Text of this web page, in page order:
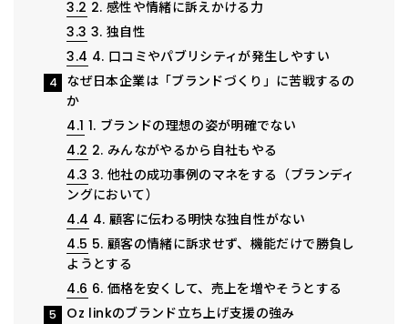
3.2 2. 感性や情緒に訴えかける力
3.3 3. 独自性
3.4 4. 口コミやパブリシティが発生しやすい
4
なぜ日本企業は「ブランドづくり」に苦戦するの
か
4.1 1. ブランドの理想の姿が明確でない
4.2 2. みんながやるから自社もやる
4.3 3. 他社の成功事例のマネをする（ブランディ
ングにおいて）
4.4 4. 顧客に伝わる明快な独自性がない
4.5 5. 顧客の情緒に訴求せず、機能だけで勝負し
ようとする
4.6 6. 価格を安くして、売上を増やそうとする
5
Oz linkのブランド立ち上げ支援の強み